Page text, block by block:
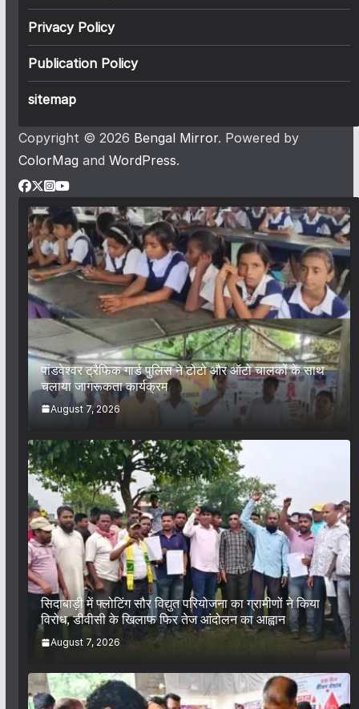
Privacy Policy
Publication Policy
sitemap
Copyright © 2026 Bengal Mirror. Powered by
ColorMag and WordPress.
पांडवेश्वर ट्रैफिक गार्ड पुलिस ने टोटो और ऑटो चालकों के साथ
चलाया जागरूकता कार्यक्रम
August 7, 2026
सिदाबाड़ी में फ्लोटिंग सौर विद्युत परियोजना का ग्रामीणों ने किया
विरोध, डीवीसी के खिलाफ फिर तेज आंदोलन का आह्वान
August 7, 2026